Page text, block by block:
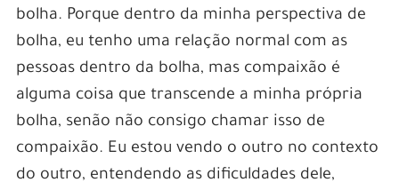
bolha. Porque dentro da minha perspectiva de
bolha, eu tenho uma relação normal com as
pessoas dentro da bolha, mas compaixão é
alguma coisa que transcende a minha própria
bolha, senão não consigo chamar isso de
compaixão. Eu estou vendo o outro no contexto
do outro, entendendo as dificuldades dele,